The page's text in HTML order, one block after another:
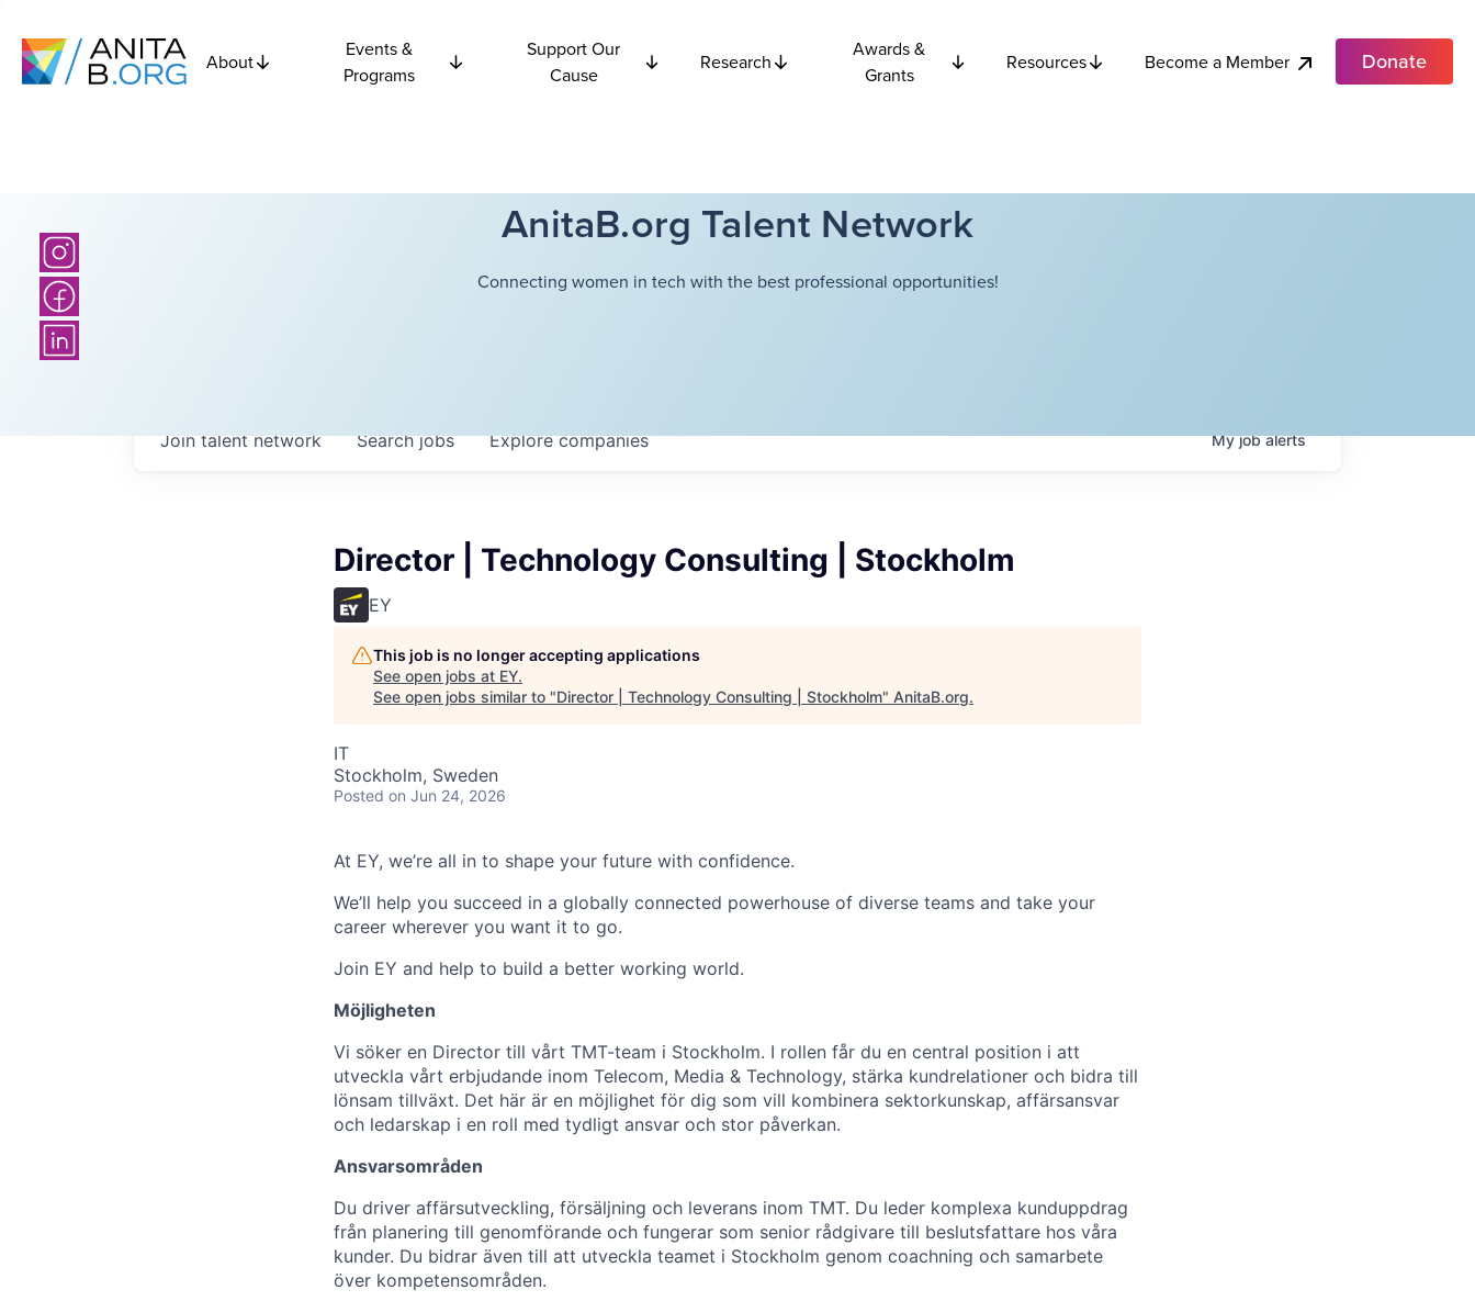
About
Events &
Programs
Support Our
Cause
Research
Awards &
Grants
Resources Become a Member Donate
AnitaB.org Talent Network
Connecting women in tech with the best professional opportunities!
Searchjobs Explorecompanies
Join talent network Myjobalerts
Director | Technology Consulting | Stockholm
EY
This job is no longer accepting applications
See open jobs at EY.
See open jobs similar to "Director | Technology Consulting | Stockholm" AnitaB.org.
IT
Stockholm, Sweden
Posted on Jun 24, 2026
At EY, we’re all in to shape your future with confidence.
We’ll help you succeed in a globally connected powerhouse of diverse teams and take your
career wherever you want it to go.
Join EY and help to build a better working world.
Möjligheten
Vi söker en Director till vårt TMT-team i Stockholm. I rollen får du en central position i att
utveckla vårt erbjudande inom Telecom, Media & Technology, stärka kundrelationer och bidra till
lönsam tillväxt. Det här är en möjlighet för dig som vill kombinera sektorkunskap, affärsansvar
och ledarskap i en roll med tydligt ansvar och stor påverkan.
Ansvarsområden
Du driver affärsutveckling, försäljning och leverans inom TMT. Du leder komplexa kunduppdrag
från planering till genomförande och fungerar som senior rådgivare till beslutsfattare hos våra
kunder. Du bidrar även till att utveckla teamet i Stockholm genom coachning och samarbete
över kompetensområden.